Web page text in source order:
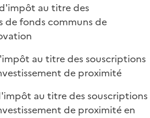
au titre des
de fonds communs de
au titre des souscriptions
de proximité
au titre des souscriptions
de proximité en